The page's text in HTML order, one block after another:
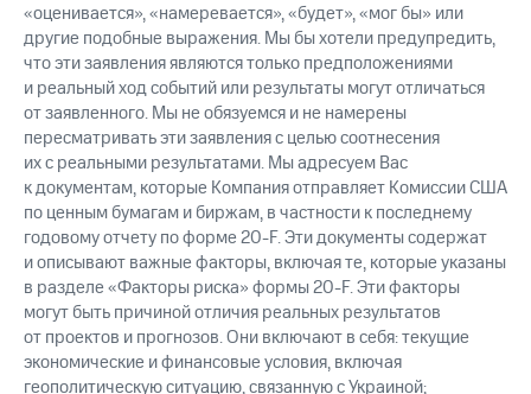
«оценивается», «намеревается», «будет», «мог бы» или
другие подобные выражения. Мы бы хотели предупредить,
что эти заявления являются только предположениями
и реальный ход событий или результаты могут отличаться
от заявленного. Мы не обязуемся и не намерены
пересматривать эти заявления с целью соотнесения
их с реальными результатами. Мы адресуем Вас
к документам, которые Компания отправляет Комиссии США
по ценным бумагам и биржам, в частности к последнему
годовому отчету по форме 20-F. Эти документы содержат
и описывают важные факторы, включая те, которые указаны
в разделе «Факторы риска» формы 20-F. Эти факторы
могут быть причиной отличия реальных результатов
от проектов и прогнозов. Они включают в себя: текущие
экономические и финансовые условия, включая
геополитическую ситуацию, связанную с Украиной;